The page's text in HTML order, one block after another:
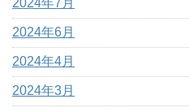
2024年7月
2024年6月
2024年4月
2024年3月